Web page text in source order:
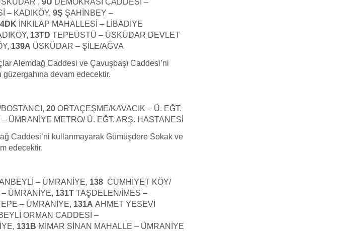
– KADIKÖY, 9Ş ŞAHİNBEY –
İNKILAP MAHALLESİ – LİBADİYE
13TD TEPEÜSTÜ – ÜSKÜDAR DEVLET
139A ÜSKÜDAR – ŞİLE/AĞVA
Alemdağ Caddesi ve Çavuşbaşı Caddesi’ni
devam edecektir.
20 ORTAÇEŞME/KAVACIK – Ü. EĞT.
ÜMRANİYE METRO/ Ü. EĞT. ARŞ. HASTANESİ
Caddesi’ni kullanmayarak Gümüşdere Sokak ve
edecektir.
– ÜMRANİYE, 138 CUMHİYET KÖY/
ÜMRANİYE, 131T TAŞDELEN/İMES –
– ÜMRANİYE, 131A AHMET YESEVİ
ORMAN CADDESİ –
131B MİMAR SİNAN MAHALLE – ÜMRANİYE